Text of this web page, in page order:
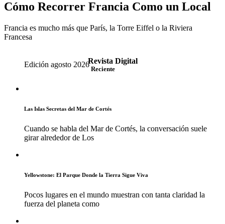
Cómo Recorrer Francia Como un Local
Francia es mucho más que París, la Torre Eiffel o la Riviera
Francesa
Revista Digital
Edición agosto 2026
Reciente
Las Islas Secretas del Mar de Cortés
Cuando se habla del Mar de Cortés, la conversación suele
girar alrededor de Los
Yellowstone: El Parque Donde la Tierra Sigue Viva
Pocos lugares en el mundo muestran con tanta claridad la
fuerza del planeta como